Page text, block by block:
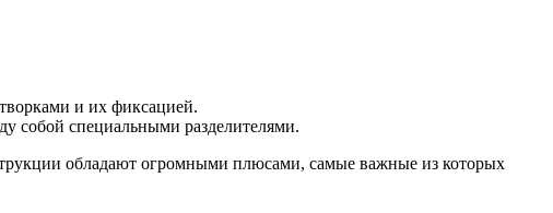
и их фиксацией.
собой специальными разделителями.
обладают огромными плюсами, самые важные из которых